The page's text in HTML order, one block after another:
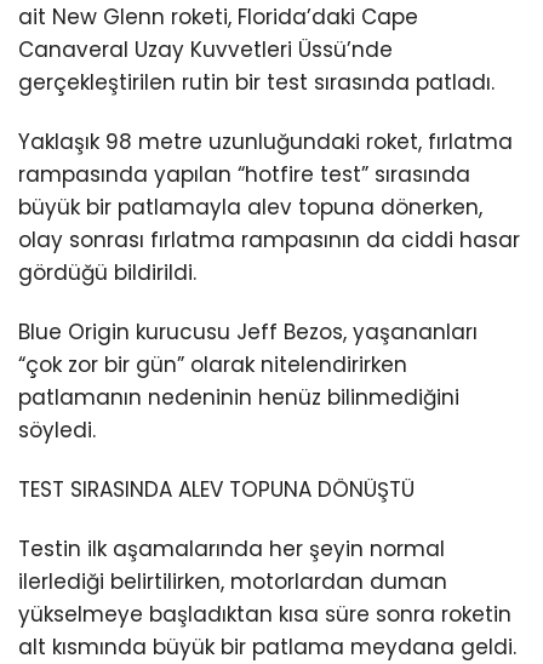
ait New Glenn roketi, Florida’daki Cape
Canaveral Uzay Kuvvetleri Üssü’nde
gerçekleştirilen rutin bir test sırasında patladı.
Yaklaşık 98 metre uzunluğundaki roket, fırlatma
rampasında yapılan “hotfire test” sırasında
büyük bir patlamayla alev topuna dönerken,
olay sonrası fırlatma rampasının da ciddi hasar
gördüğü bildirildi.
Blue Origin kurucusu Jeff Bezos, yaşananları
“çok zor bir gün” olarak nitelendirirken
patlamanın nedeninin henüz bilinmediğini
söyledi.
TEST SIRASINDA ALEV TOPUNA DÖNÜŞTÜ
Testin ilk aşamalarında her şeyin normal
ilerlediği belirtilirken, motorlardan duman
yükselmeye başladıktan kısa süre sonra roketin
alt kısmında büyük bir patlama meydana geldi.